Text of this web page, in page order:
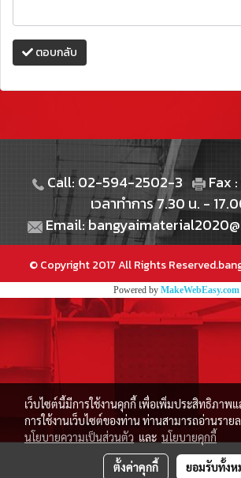
ตอบกลับ
Call: 02-594-2502-3
Fax
เวลาทำการ 7.30 น. -
Email:
© Copyright 2017 All Rights
Powered by MakeWebEasy.com
เว็บไซต์นี้มีการใช้งานคุกกี้ เพื่อเพิ่มประสิทธิภาพ
การใช้งานเว็บไซต์ของท่าน ท่านสามารถอ่านราย
นโยบายความเป็นส่วนตัว และ นโยบายคุกกี้
ตั้งค่าคุกกี้ ยอมรับทั้งห